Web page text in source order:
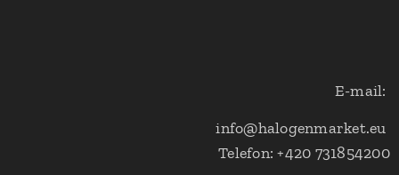
E-mail:
info@halogenmarket.eu
Telefon: +420 731854200